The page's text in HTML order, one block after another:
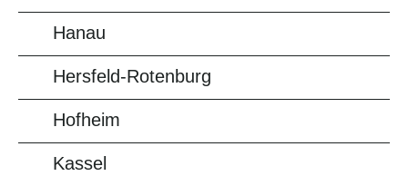
Hanau
Hersfeld-Rotenburg
Hofheim
Kassel